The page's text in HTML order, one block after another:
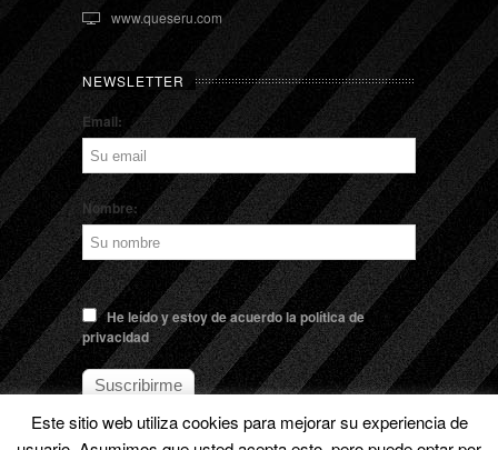
www.queseru.com
NEWSLETTER
Email:
Nombre:
He leído y estoy de acuerdo la política de
privacidad
Este sitio web utiliza cookies para mejorar su experiencia de